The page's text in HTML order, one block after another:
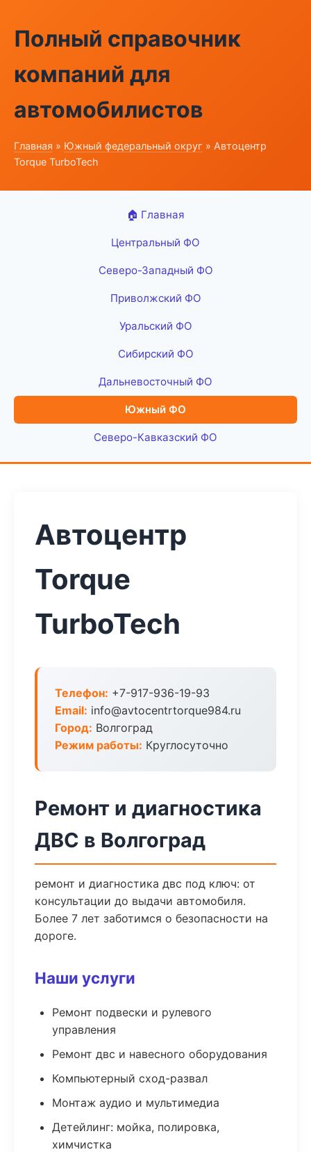
Полный справочник
компаний для
автомобилистов
Главная » Южный федеральный округ » Автоцентр
Torque TurboTech
🏠 Главная
Центральный ФО
Северо-Западный ФО
Приволжский ФО
Уральский ФО
Сибирский ФО
Дальневосточный ФО
Южный ФО
Северо-Кавказский ФО
Автоцентр
Torque
TurboTech
Телефон: +7-917-936-19-93
Email: info@avtocentrtorque984.ru
Город: Волгоград
Режим работы: Круглосуточно
Ремонт и диагностика
ДВС в Волгоград
ремонт и диагностика двс под ключ: от
консультации до выдачи автомобиля.
Более 7 лет заботимся о безопасности на
дороге.
Наши услуги
Ремонт подвески и рулевого
управления
Ремонт двс и навесного оборудования
Компьютерный сход-развал
Монтаж аудио и мультимедиа
Детейлинг: мойка, полировка,
химчистка